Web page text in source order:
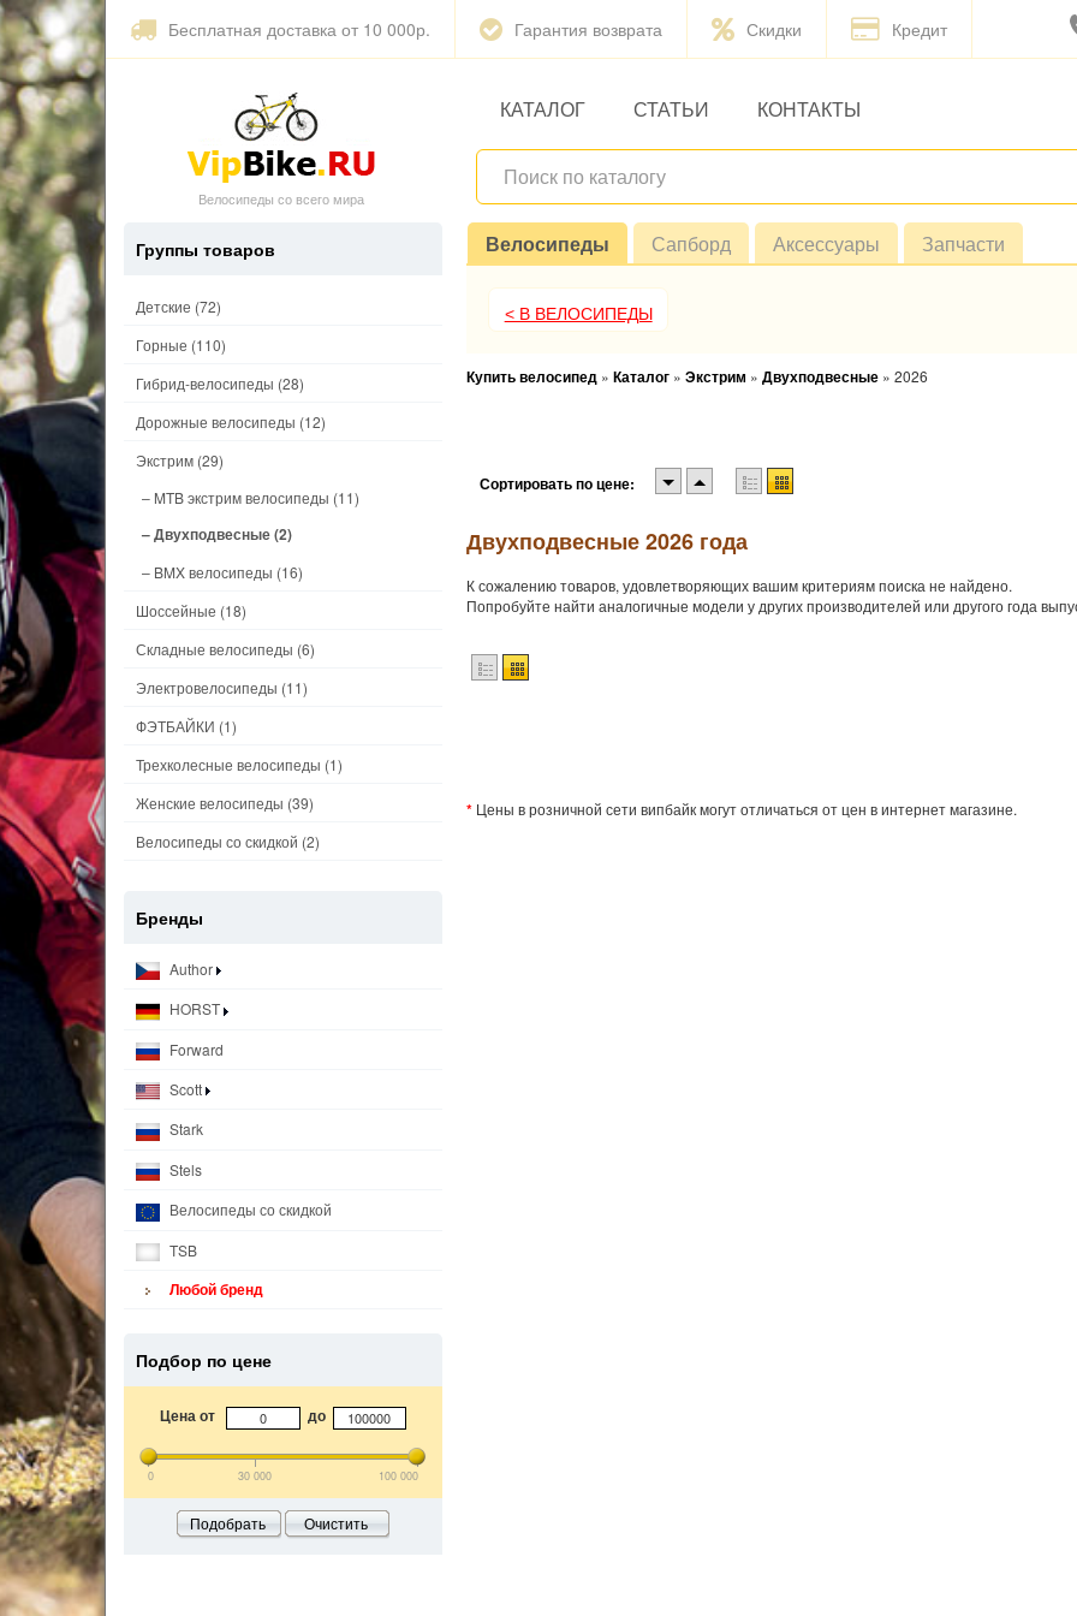
Бесплатная доставка от 10 000р. Гарантия возврата Скидки Кредит
Велосипеды со всего мира
КАТАЛОГ СТАТЬИ КОНТАКТЫ
Велосипеды Сапборд Аксессуары Запчасти
< В ВЕЛОСИПЕДЫ
Купить велосипед » Каталог » Экстрим » Двухподвесные » 2026
Сортировать по цене:
Двухподвесные 2026 года
К сожалению товаров, удовлетворяющих вашим критериям поиска не найдено.
Попробуйте найти аналогичные модели у других производителей или другого года
* Цены в розничной сети випбайк могут отличаться от цен в интернет магазине.
Группы товаров
Детские (72)
Горные (110)
Гибрид-велосипеды (28)
Дорожные велосипеды (12)
Экстрим (29)
– MTB экстрим велосипеды (11)
– Двухподвесные(2)
– BMX велосипеды (16)
Шоссейные (18)
Складные велосипеды (6)
Электровелосипеды (11)
ФЭТБАЙКИ (1)
Трехколесные велосипеды (1)
Женские велосипеды (39)
Велосипеды со скидкой (2)
Бренды
Author
HORST
Forward
Scott
Stark
Stels
Велосипеды со скидкой
TSB
Любой бренд
Подбор по цене
Цена от до
0 30 000 100 000
Подобрать Очистить